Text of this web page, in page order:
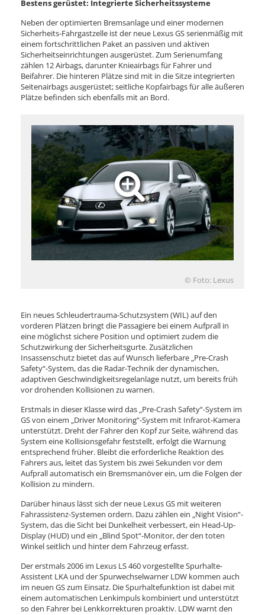
Bestens gerüstet: Integrierte Sicherheitssysteme
Neben der optimierten Bremsanlage und einer modernen
Sicherheits-Fahrgastzelle ist der neue Lexus GS serienmäßig mit
einem fortschrittlichen Paket an passiven und aktiven
Sicherheitseinrichtungen ausgerüstet. Zum Serienumfang
zählen 12 Airbags, darunter Knieairbags für Fahrer und
Beifahrer. Die hinteren Plätze sind mit in die Sitze integrierten
Seitenairbags ausgerüstet; seitliche Kopfairbags für alle äußeren
Plätze befinden sich ebenfalls mit an Bord.
© Foto: Lexus
Ein neues Schleudertrauma-Schutzsystem (WIL) auf den
vorderen Plätzen bringt die Passagiere bei einem Aufprall in
eine möglichst sichere Position und optimiert zudem die
Schutzwirkung der Sicherheitsgurte. Zusätzlichen
Insassenschutz bietet das auf Wunsch lieferbare „Pre-Crash
Safety“-System, das die Radar-Technik der dynamischen,
adaptiven Geschwindigkeitsregelanlage nutzt, um bereits früh
vor drohenden Kollisionen zu warnen.
Erstmals in dieser Klasse wird das „Pre-Crash Safety“-System im
GS von einem „Driver Monitoring“-System mit Infrarot-Kamera
unterstützt. Dreht der Fahrer den Kopf zur Seite, während das
System eine Kollisionsgefahr feststellt, erfolgt die Warnung
entsprechend früher. Bleibt die erforderliche Reaktion des
Fahrers aus, leitet das System bis zwei Sekunden vor dem
Aufprall automatisch ein Bremsmanöver ein, um die Folgen der
Kollision zu mindern.
Darüber hinaus lässt sich der neue Lexus GS mit weiteren
Fahrassistenz-Systemen ordern. Dazu zählen ein „Night Vision“-
System, das die Sicht bei Dunkelheit verbessert, ein Head-Up-
Display (HUD) und ein „Blind Spot“-Monitor, der den toten
Winkel seitlich und hinter dem Fahrzeug erfasst.
Der erstmals 2006 im Lexus LS 460 vorgestellte Spurhalte-
Assistent LKA und der Spurwechselwarner LDW kommen auch
im neuen GS zum Einsatz. Die Spurhaltefunktion ist dabei mit
einem automatischen Lenkimpuls kombiniert und unterstützt
so den Fahrer bei Lenkkorrekturen proaktiv. LDW warnt den